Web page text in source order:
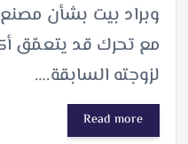
وبراد بيت بشأن مصنع
مع تحرك قد يتعمّق
لزوجته السابقة.…
Read more